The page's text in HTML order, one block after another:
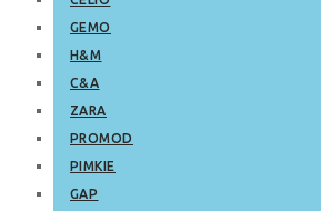
GEMO
H&M
C&A
ZARA
PROMOD
PIMKIE
GAP